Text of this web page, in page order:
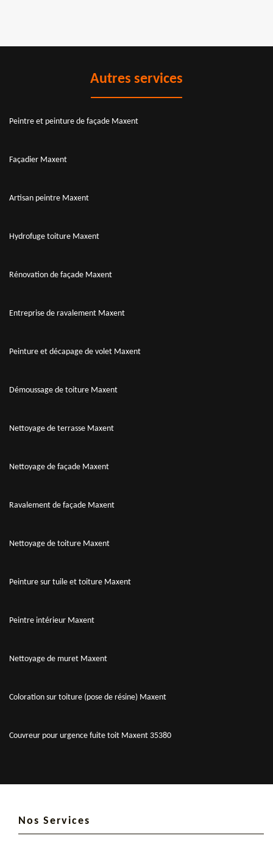
Autres services
Peintre et peinture de façade Maxent
Façadier Maxent
Artisan peintre Maxent
Hydrofuge toiture Maxent
Rénovation de façade Maxent
Entreprise de ravalement Maxent
Peinture et décapage de volet Maxent
Démoussage de toiture Maxent
Nettoyage de terrasse Maxent
Nettoyage de façade Maxent
Ravalement de façade Maxent
Nettoyage de toiture Maxent
Peinture sur tuile et toiture Maxent
Peintre intérieur Maxent
Nettoyage de muret Maxent
Coloration sur toiture (pose de résine) Maxent
Couvreur pour urgence fuite toit Maxent 35380
Nos Services